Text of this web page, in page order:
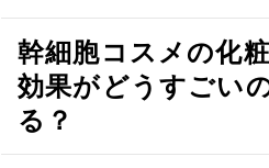
幹細胞コスメの化
効果がどうすごい
る？